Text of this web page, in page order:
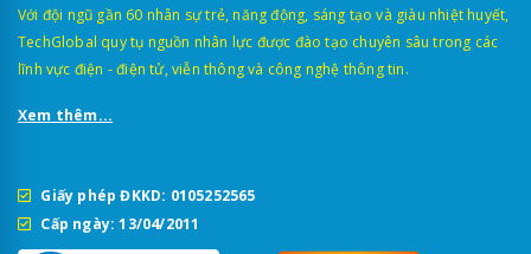
Với đội ngũ gần 60 nhân sự trẻ, năng động, sáng tạo và giàu nhiệt huyết,
TechGlobal quy tụ nguồn nhân lực được đào tạo chuyên sâu trong các
lĩnh vực điện - điện tử, viễn thông và công nghệ thông tin.
Xem thêm...
Giấy phép ĐKKD: 0105252565
Cấp ngày: 13/04/2011